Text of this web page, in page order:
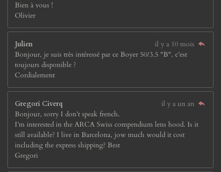
Bien à vous !
Olivier
Julien
il y a 10 mois
Bonjour, je suis très intéressé par ce Boyer 50/3.5 "B". c’est
toujours disponible ?
Cordialement
Gregori Civerq
il y a un an
Bonjour, sorry I don’t speak french.
I’m interested in the ARCA Swiss compendium lens hood. Is it
still available? I live in Barcelona, jow much would it cost
including the express shipping? Best
Gregori